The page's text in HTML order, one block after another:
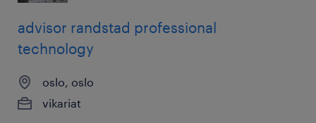
advisor randstad professional
technology
oslo, oslo
vikariat